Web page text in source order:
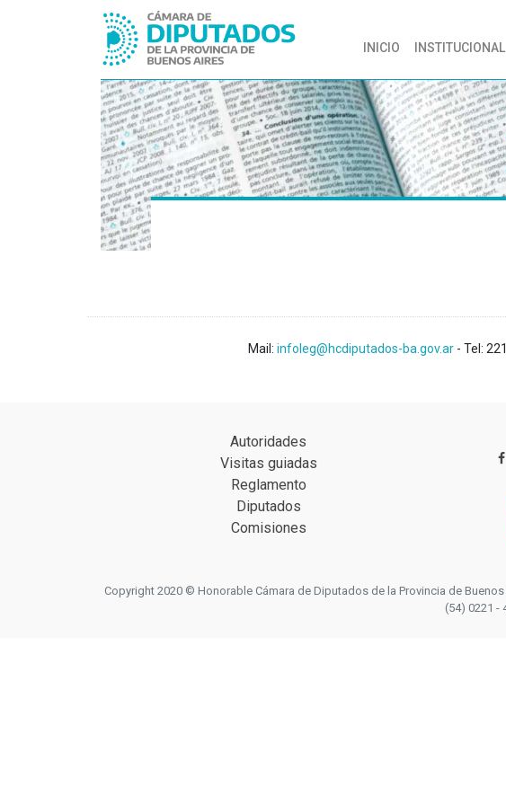
INICIO (CURRENT)
INSTITUCIONAL
Mail: infoleg@hcdiputados-ba.gov.ar - Tel:
Autoridades
Visitas guiadas
Reglamento
Diputados
Comisiones

Copyright 2020 © Honorable Cámara de Diputados de la Provincia de
(54) 0221 -